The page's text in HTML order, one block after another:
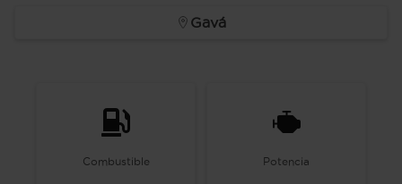
Gavá
Combustible Potencia